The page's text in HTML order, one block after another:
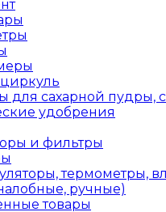
для сахарной пудры,
удобрения
и фильтры
термометры,
ручные)
товары